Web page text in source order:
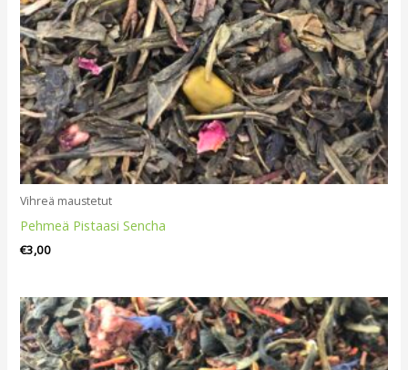
Vihreä maustetut
Pehmeä Pistaasi Sencha
€3,00